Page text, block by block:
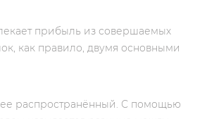
прибыль из совершаемых
как правило, двумя основными
распространённый. С помощью